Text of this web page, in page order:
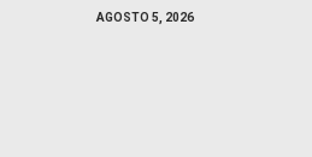
AGOSTO 5, 2026